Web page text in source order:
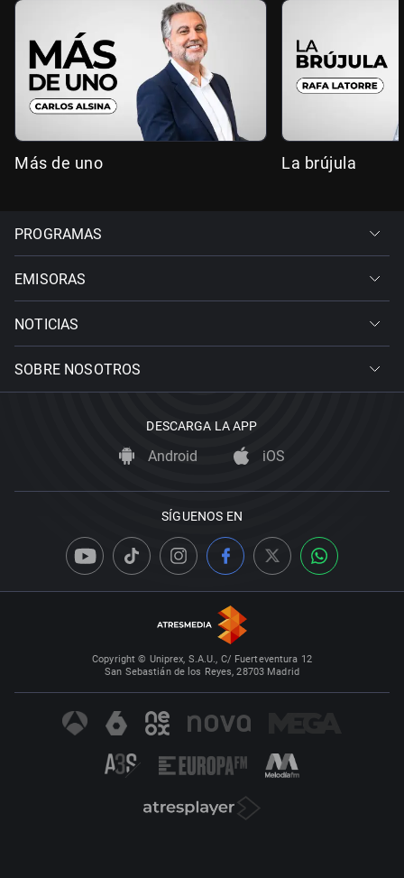
Más de uno La brújula
PROGRAMAS
EMISORAS
NOTICIAS
SOBRE NOSOTROS
DESCARGA LA APP
Android iOS
SÍGUENOS EN
Copyright © Uniprex, S.A.U., C/ Fuerteventura 12
San Sebastián de los Reyes, 28703 Madrid